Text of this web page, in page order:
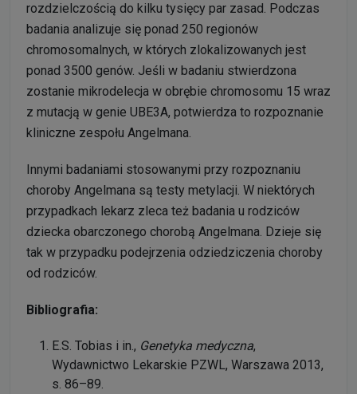
rozdzielczością do kilku tysięcy par zasad. Podczas
badania analizuje się ponad 250 regionów
chromosomalnych, w których zlokalizowanych jest
ponad 3500 genów. Jeśli w badaniu stwierdzona
zostanie mikrodelecja w obrębie chromosomu 15 wraz
z mutacją w genie UBE3A, potwierdza to rozpoznanie
kliniczne zespołu Angelmana.
Innymi badaniami stosowanymi przy rozpoznaniu
choroby Angelmana są testy metylacji. W niektórych
przypadkach lekarz zleca też badania u rodziców
dziecka obarczonego chorobą Angelmana. Dzieje się
tak w przypadku podejrzenia odziedziczenia choroby
od rodziców.
Bibliografia:
E.S. Tobias i in., Genetyka medyczna,
Wydawnictwo Lekarskie PZWL, Warszawa 2013,
s. 86–89.